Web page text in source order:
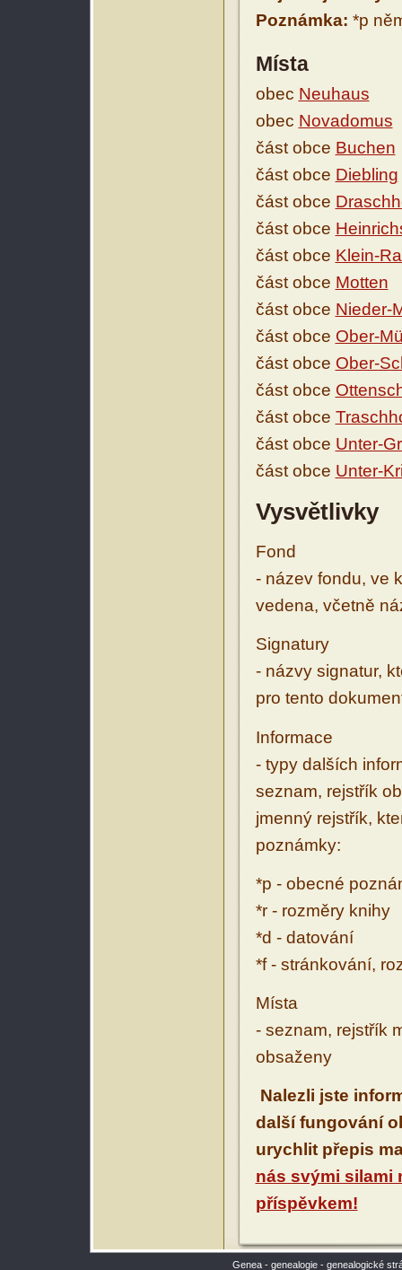
Poznámka: *p
Místa
obec Neuhaus
obec Novadomus
část obce Buchen
část obce Diebling
část obce
část obce
část obce Klein-
část obce Motten
část obce Nieder-
část obce Ober-
část obce Ober-
část obce
část obce
část obce Unter-
část obce Unter-
Vysvětlivky
Fond
- název fondu, ve
vedena, včetně
Signatury
- názvy signatur,
pro tento
Informace
- typy dalších
seznam, rejstřík
jmenný rejstřík,
poznámky:
*p - obecné
*r - rozměry knihy
*d - datování
*f - stránkování,
Místa
- seznam, rejstřík
obsaženy
Nalezli jste
další fungování
urychlit přepis
nás svými silami
příspěvkem!
Genea - genealogie - genealogické